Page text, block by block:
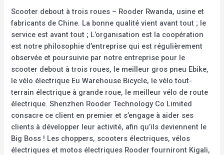
Scooter debout à trois roues – Rooder Rwanda, usine et
fabricants de Chine. La bonne qualité vient avant tout ; le
service est avant tout ; L’organisation est la coopération
est notre philosophie d’entreprise qui est régulièrement
observée et poursuivie par notre entreprise pour le
scooter debout à trois roues, le meilleur gros pneu Ebike,
le vélo électrique Eu Warehouse Bicycle, le vélo tout-
terrain électrique à grande roue, le meilleur vélo de route
électrique. Shenzhen Rooder Technology Co Limited
consacre ce client en premier et s’engage à aider ses
clients à développer leur activité, afin qu’ils deviennent le
Big Boss ! Les choppers, scooters électriques, vélos
électriques et motos électriques Rooder fourniront Kigali,